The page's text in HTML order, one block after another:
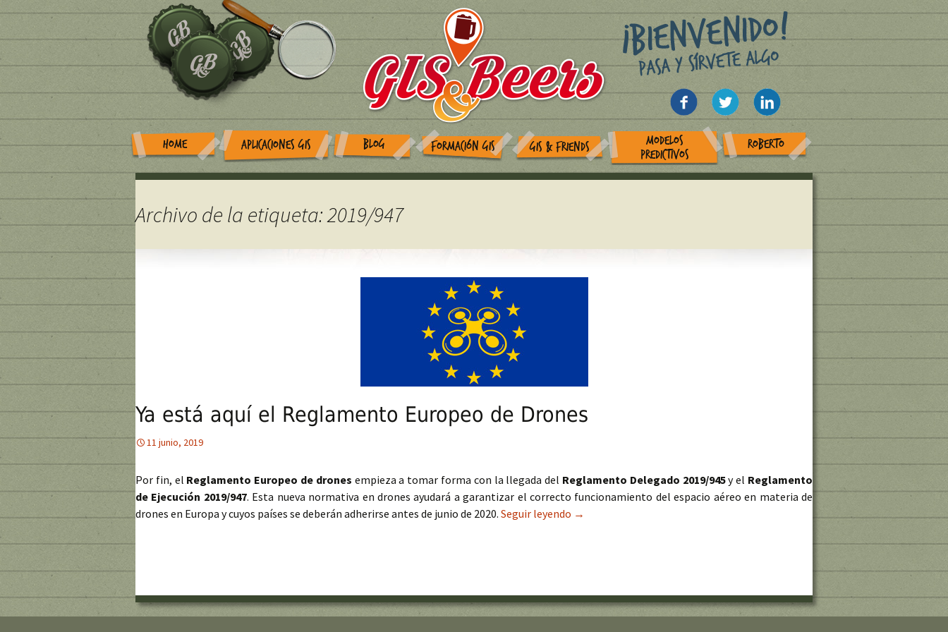
HOME APLICACIONES GIS BLOG FORMACIÓN GIS GIS & FRIENDS
MODELOS
PREDICTIVOS
ROBERTO
Archivo de la etiqueta: 2019/947
Ya está aquí el Reglamento Europeo de Drones
11 junio, 2019
Por fin, el Reglamento Europeo de drones empieza a tomar forma con la llegada del Reglamento Delegado 2019/945y el Reglamento
de Ejecución 2019/947. Esta nueva normativa en drones ayudará a garantizar el correcto funcionamiento del espacio aéreo en materia de
drones en Europa y cuyos países se deberán adherirse antes de junio de 2020. Seguir leyendo Ya está aquí el Reglamento Europeo de Drones
→